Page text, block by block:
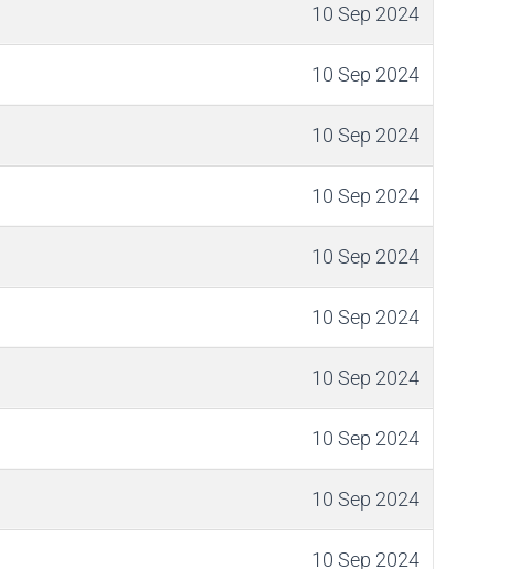
10 Sep 2024
10 Sep 2024
10 Sep 2024
10 Sep 2024
10 Sep 2024
10 Sep 2024
10 Sep 2024
10 Sep 2024
10 Sep 2024
10 Sep 2024